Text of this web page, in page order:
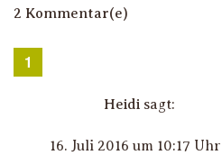
2 Kommentar(e)
Heidi sagt:
16. Juli 2016 um 10:17 Uhr